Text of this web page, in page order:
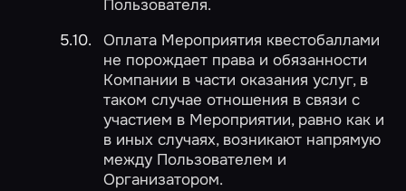
Пользователя.
Оплата Мероприятия квестобаллами
не порождает права и обязанности
Компании в части оказания услуг, в
таком случае отношения в связи с
участием в Мероприятии, равно как и
в иных случаях, возникают напрямую
между Пользователем и
Организатором.